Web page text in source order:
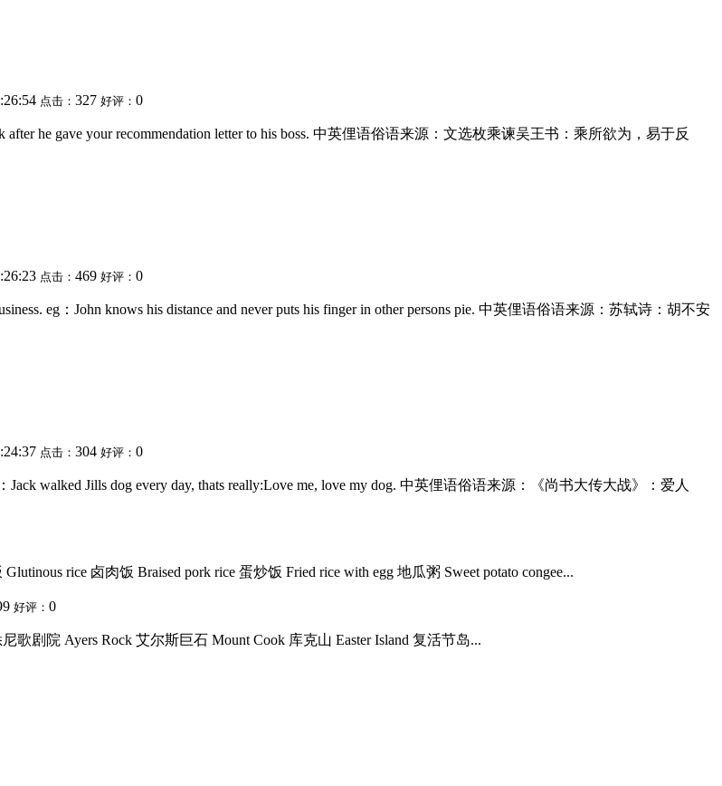
点击： 327 好评： 0
after he gave your recommendation letter to his boss. 中英俚语俗语来源：文选枚乘谏吴王书：乘所欲为，易于反
点击： 469 好评： 0
eg：John knows his distance and never puts his finger in other persons pie. 中英俚语俗语来源：苏轼诗：胡不安
点击： 304 好评： 0
Jack walked Jills dog every day, thats really:Love me, love my dog. 中英俚语俗语来源：《尚书大传大战》：爱人
rice 卤肉饭 Braised pork rice 蛋炒饭 Fried rice with egg 地瓜粥 Sweet potato congee...
好评： 0
歌剧院 Ayers Rock 艾尔斯巨石 Mount Cook 库克山 Easter Island 复活节岛...